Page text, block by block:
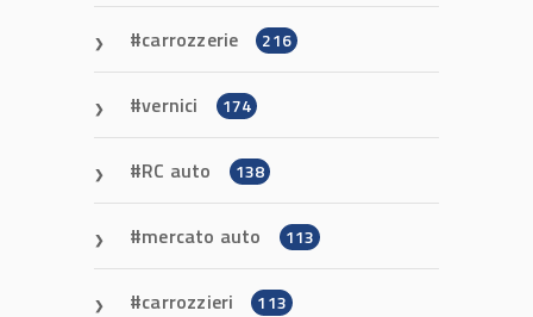
carrozzerie 216
vernici 174
RC auto 138
mercato auto 113
carrozzieri 113